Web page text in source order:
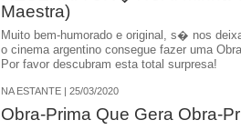
Maestra)
Muito bem-humorado e original, s� nos
o cinema argentino consegue fazer uma
Por favor descubram esta total surpresa!
NA ESTANTE | 25/03/2020
Obra-Prima Que Gera Obra-